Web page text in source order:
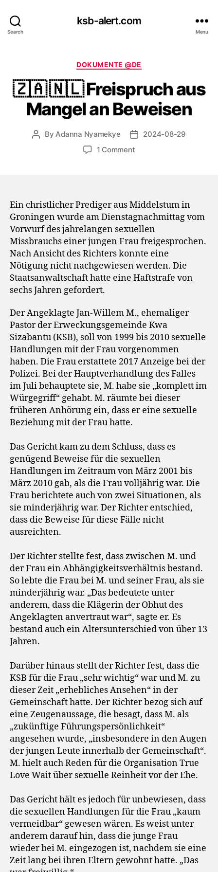
Search
ksb-alert.com
Menu
Categories
DOKUMENTE @DE
🇿🇦 🇳🇱 Freispruch aus
Mangel an Beweisen
Post
By Adanna Nyamekye
Post2024-08-29
1 Commenton
Mangel
an
Beweisen
Ein christlicher Prediger aus Middelstum in
Groningen wurde am Dienstagnachmittag vom
Vorwurf des jahrelangen sexuellen
Missbrauchs einer jungen Frau freigesprochen.
Nach Ansicht des Richters konnte eine
Nötigung nicht nachgewiesen werden. Die
Staatsanwaltschaft hatte eine Haftstrafe von
sechs Jahren gefordert.
Der Angeklagte Jan-Willem M., ehemaliger
Pastor der Erweckungsgemeinde Kwa
Sizabantu (KSB), soll von 1999 bis 2010 sexuelle
Handlungen mit der Frau vorgenommen
haben. Die Frau erstattete 2017 Anzeige bei der
Polizei. Bei der Hauptverhandlung des Falles
im Juli behauptete sie, M. habe sie „komplett im
Würgegriff“ gehabt. M. räumte bei dieser
früheren Anhörung ein, dass er eine sexuelle
Beziehung mit der Frau hatte.
Das Gericht kam zu dem Schluss, dass es
genügend Beweise für die sexuellen
Handlungen im Zeitraum von März 2001 bis
März 2010 gab, als die Frau volljährig war. Die
Frau berichtete auch von zwei Situationen, als
sie minderjährig war. Der Richter entschied,
dass die Beweise für diese Fälle nicht
ausreichten.
Der Richter stellte fest, dass zwischen M. und
der Frau ein Abhängigkeitsverhältnis bestand.
So lebte die Frau bei M. und seiner Frau, als sie
minderjährig war. „Das bedeutete unter
anderem, dass die Klägerin der Obhut des
Angeklagten anvertraut war“, sagte er. Es
bestand auch ein Altersunterschied von über 13
Jahren.
Darüber hinaus stellt der Richter fest, dass die
KSB für die Frau „sehr wichtig“ war und M. zu
dieser Zeit „erhebliches Ansehen“ in der
Gemeinschaft hatte. Der Richter bezog sich auf
eine Zeugenaussage, die besagt, dass M. als
„zukünftige Führungspersönlichkeit“
angesehen wurde, „insbesondere in den Augen
der jungen Leute innerhalb der Gemeinschaft“.
M. hielt auch Reden für die Organisation True
Love Wait über sexuelle Reinheit vor der Ehe.
Das Gericht hält es jedoch für unbewiesen, dass
die sexuellen Handlungen für die Frau „kaum
vermeidbar“ gewesen wären. Es weist unter
anderem darauf hin, dass die junge Frau
wieder bei M. eingezogen ist, nachdem sie eine
Zeit lang bei ihren Eltern gewohnt hatte. „Das